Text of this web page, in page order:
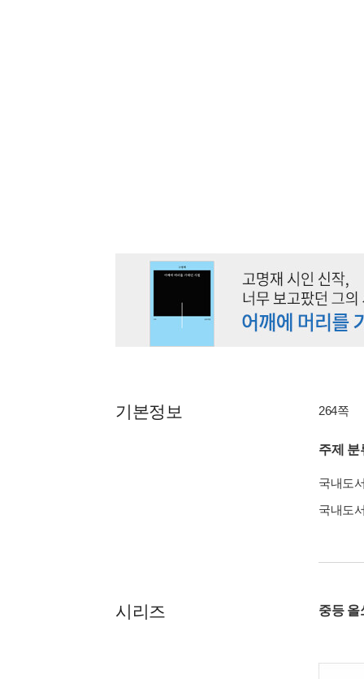
기본정보 264쪽
주제 분
국내도
국내도
시리즈 중등 올